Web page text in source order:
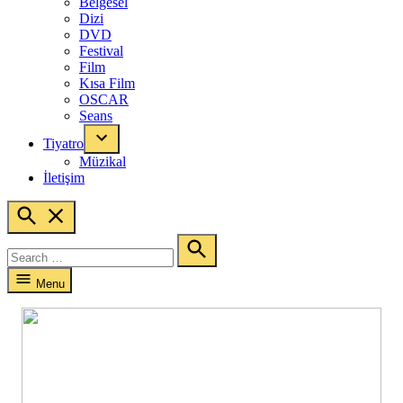
Dizi
DVD
Festival
Film
Kısa Film
OSCAR
Seans
Tiyatro
Müzikal
İletişim
Open
Search
for:
Search
Menu